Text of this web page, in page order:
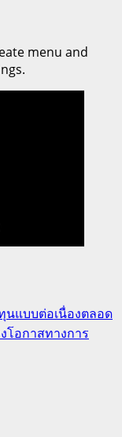
menu and
แบบต่อเนื่องตลอด
โอกาสทางการ